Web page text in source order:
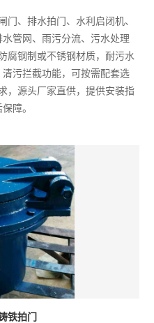
门、排水拍门、水利启闭机、
管网、雨污分流、污水处理
腐钢制或不锈钢材质，耐污水
污拦截功能，可按需配套选
，源头厂家直供，提供安装指
障。
铁拍门